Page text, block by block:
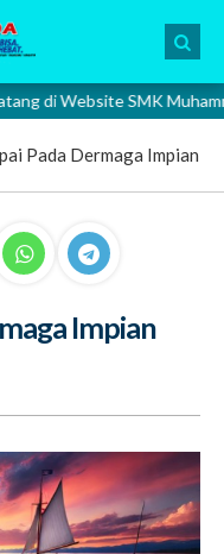
di Website SMK
Pada Dermaga Impian
Impian